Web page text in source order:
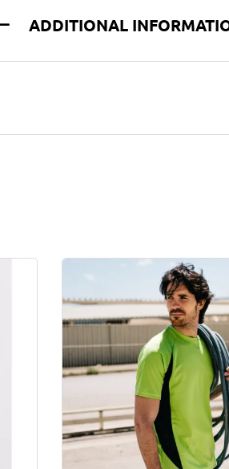
ADDITIONAL